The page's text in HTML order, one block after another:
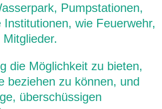
Pumpstationen,
wie Feuerwehr,
die Möglichkeit zu bieten,
beziehen zu können, und
überschüssigen